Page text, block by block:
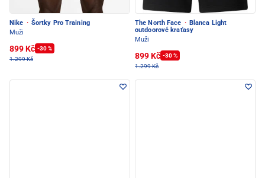
Nike · Šortky Pro Training
Muži
899 Kč -30 %
1.299 Kč
The North Face · Blanca Light
outdoorové kraťasy
Muži
899 Kč -30 %
1.299 Kč